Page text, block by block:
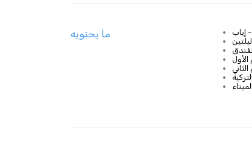
ما يحتويه
إياب